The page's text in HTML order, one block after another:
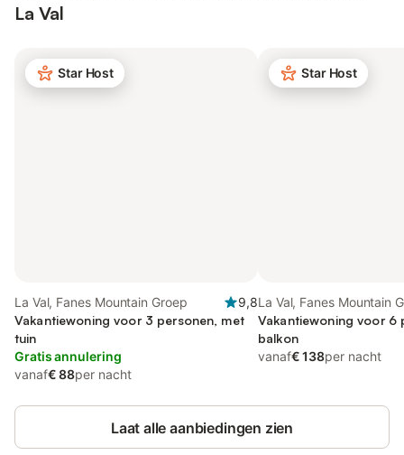
La Val
Star Host
La Val, Fanes Mountain Groep
9,8
Vakantiewoning voor 3 personen, met
tuin
Gratis annulering
vanaf€ 88per nacht
Star Host
La Val, Fanes Mountain
Vakantiewoning voor 6
balkon
vanaf€ 138per nacht
Laat alle aanbiedingen zien